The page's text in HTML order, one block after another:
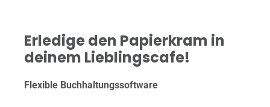
Erledige den Papierkram in
deinem Lieblingscafe!
Flexible Buchhaltungssoftware